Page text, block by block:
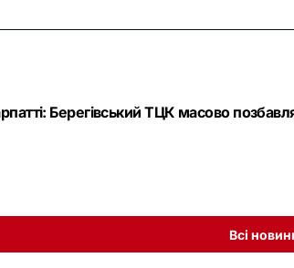
Берегівський ТЦК масово
Всі